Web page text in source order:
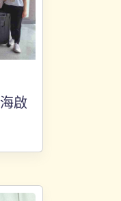
啟